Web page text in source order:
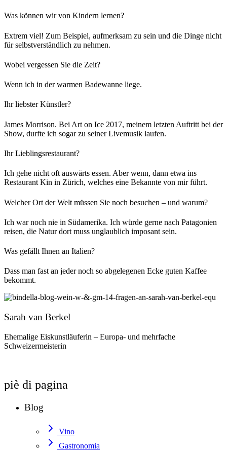
Was können wir von Kindern lernen?
Extrem viel! Zum Beispiel, aufmerksam zu sein und die Dinge nicht
für selbstverständlich zu nehmen.
Wobei vergessen Sie die Zeit?
Wenn ich in der warmen Badewanne liege.
Ihr liebster Künstler?
James Morrison. Bei Art on Ice 2017, meinem letzten Auftritt bei der
Show, durfte ich sogar zu seiner Livemusik laufen.
Ihr Lieblingsrestaurant?
Ich gehe nicht oft auswärts essen. Aber wenn, dann etwa ins
Restaurant Kin in Zürich, welches eine Bekannte von mir führt.
Welcher Ort der Welt müssen Sie noch besuchen – und warum?
Ich war noch nie in Südamerika. Ich würde gerne nach Patagonien
reisen, die Natur dort muss unglaublich imposant sein.
Was gefällt Ihnen an Italien?
Dass man fast an jeder noch so abgelegenen Ecke guten Kaffee
bekommt.
Sarah van Berkel
Ehemalige Eiskunstläuferin – Europa- und mehrfache
Schweizermeisterin
piè di pagina
Blog
Vino
Gastronomia